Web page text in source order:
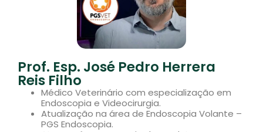
Prof. Esp. José Pedro Herrera
Reis Filho
Médico Veterinário com especialização em
Endoscopia e Videocirurgia.
Atualização na área de Endoscopia Volante –
PGS Endoscopia.